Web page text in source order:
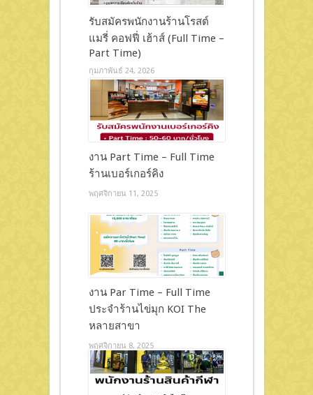
รับสมัครพนักงานร้านโรสต์
แมรี่ คอฟฟี่ เฮ้าส์ (Full Time –
Part Time)
กุมภาพันธ์ 24, 2026
งาน Part Time – Full Time
ร้านเบอร์เกอร์คิง
พฤศจิกายน 11, 2025
งาน Par Time – Full Time
ประจำร้านไข่มุก KOI The
หลายสาขา
พฤศจิกายน 8, 2025